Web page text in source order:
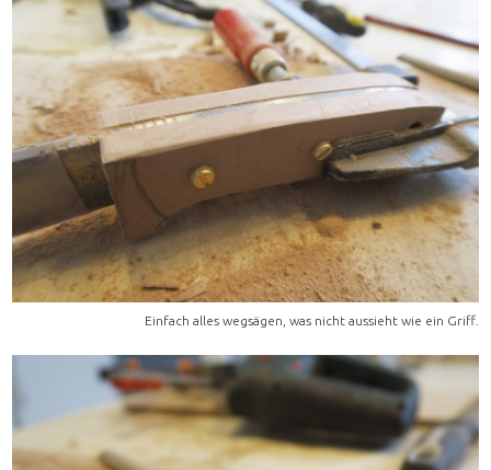
Einfach alles wegsägen, was nicht aussieht wie ein Griff.